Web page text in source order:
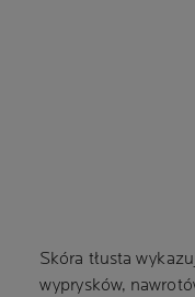
Skóra tłusta
wyprysków,